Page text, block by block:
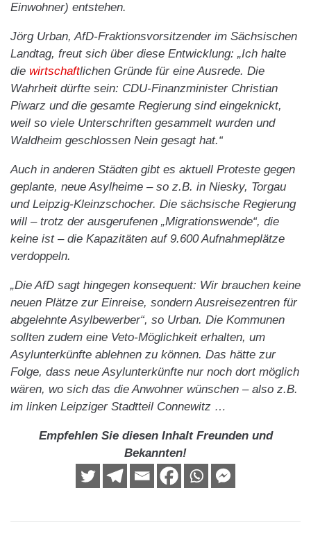
Einwohner) entstehen.
Jörg Urban, AfD-Fraktionsvorsitzender im Sächsischen
Landtag, freut sich über diese Entwicklung: „Ich halte
die wirtschaftlichen Gründe für eine Ausrede. Die
Wahrheit dürfte sein: CDU-Finanzminister Christian
Piwarz und die gesamte Regierung sind eingeknickt,
weil so viele Unterschriften gesammelt wurden und
Waldheim geschlossen Nein gesagt hat.“
Auch in anderen Städten gibt es aktuell Proteste gegen
geplante, neue Asylheime – so z.B. in Niesky, Torgau
und Leipzig-Kleinzschocher. Die sächsische Regierung
will – trotz der ausgerufenen „Migrationswende“, die
keine ist – die Kapazitäten auf 9.600 Aufnahmeplätze
verdoppeln.
„Die AfD sagt hingegen konsequent: Wir brauchen keine
neuen Plätze zur Einreise, sondern Ausreisezentren für
abgelehnte Asylbewerber“, so Urban. Die Kommunen
sollten zudem eine Veto-Möglichkeit erhalten, um
Asylunterkünfte ablehnen zu können. Das hätte zur
Folge, dass neue Asylunterkünfte nur noch dort möglich
wären, wo sich das die Anwohner wünschen – also z.B.
im linken Leipziger Stadtteil Connewitz …
Empfehlen Sie diesen Inhalt Freunden und
Bekannten!